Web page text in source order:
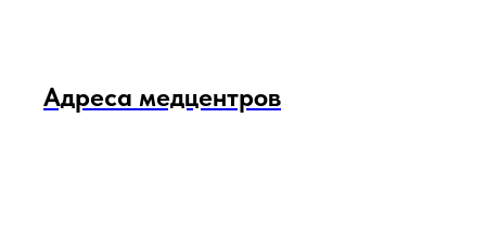
Адреса медцентров